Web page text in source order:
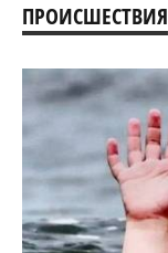
ПРОИСШЕСТВИЯ